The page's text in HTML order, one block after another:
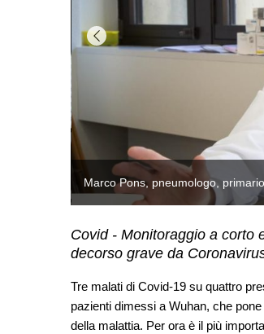
all’ORL (Stefano Spinelli)
Covid - Monitoraggio a corto
decorso grave da
Tre malati di Covid-19 su quattro
pazienti dimessi a Wuhan, che
della malattia. Per ora è il più